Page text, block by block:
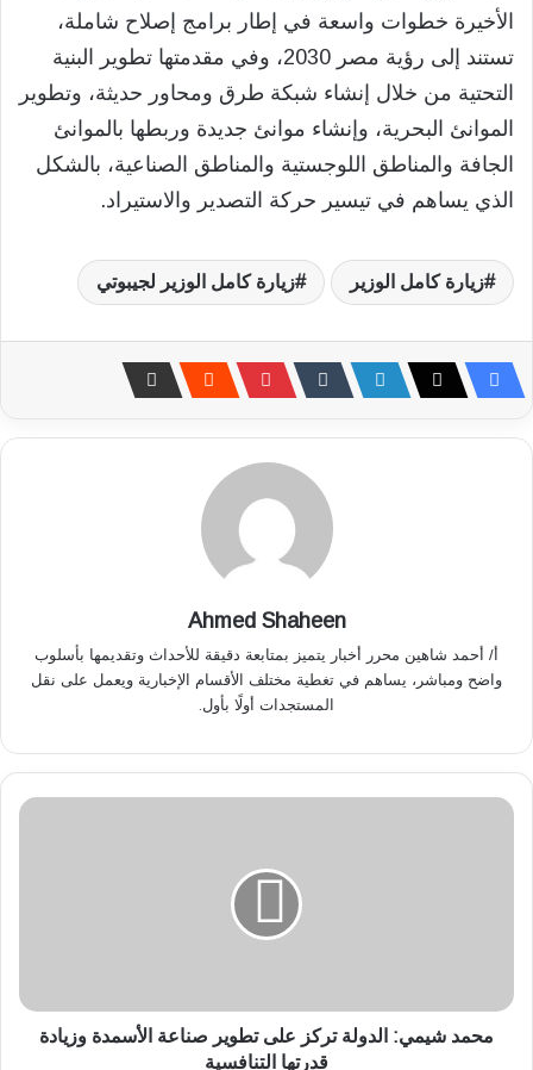
الأخيرة خطوات واسعة في إطار برامج إصلاح شاملة،
تستند إلى رؤية مصر 2030، وفي مقدمتها تطوير البنية
التحتية من خلال إنشاء شبكة طرق ومحاور حديثة، وتطوير
الموانئ البحرية، وإنشاء موانئ جديدة وربطها بالموانئ
الجافة والمناطق اللوجستية والمناطق الصناعية، بالشكل
الذي يساهم في تيسير حركة التصدير والاستيراد.
زيارة كامل الوزير زيارة كامل الوزير لجيبوتي
Ahmed Shaheen
أ/ أحمد شاهين محرر أخبار يتميز بمتابعة دقيقة للأحداث وتقديمها بأسلوب
واضح ومباشر، يساهم في تغطية مختلف الأقسام الإخبارية ويعمل على نقل
المستجدات أولًا بأول.
م
محمد شيمي: الدولة تركز على تطوير صناعة الأسمدة وزيادة
قدرتها التنافسية